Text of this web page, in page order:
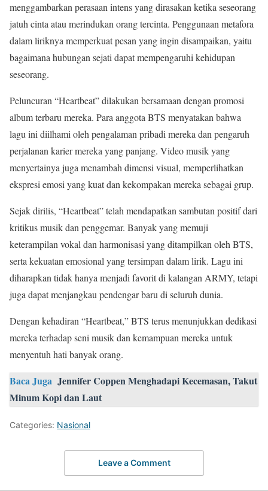
menggambarkan perasaan intens yang dirasakan ketika seseorang
jatuh cinta atau merindukan orang tercinta. Penggunaan metafora
dalam liriknya memperkuat pesan yang ingin disampaikan, yaitu
bagaimana hubungan sejati dapat mempengaruhi kehidupan
seseorang.
Peluncuran “Heartbeat” dilakukan bersamaan dengan promosi
album terbaru mereka. Para anggota BTS menyatakan bahwa
lagu ini diilhami oleh pengalaman pribadi mereka dan pengaruh
perjalanan karier mereka yang panjang. Video musik yang
menyertainya juga menambah dimensi visual, memperlihatkan
ekspresi emosi yang kuat dan kekompakan mereka sebagai grup.
Sejak dirilis, “Heartbeat” telah mendapatkan sambutan positif dari
kritikus musik dan penggemar. Banyak yang memuji
keterampilan vokal dan harmonisasi yang ditampilkan oleh BTS,
serta kekuatan emosional yang tersimpan dalam lirik. Lagu ini
diharapkan tidak hanya menjadi favorit di kalangan ARMY, tetapi
juga dapat menjangkau pendengar baru di seluruh dunia.
Dengan kehadiran “Heartbeat,” BTS terus menunjukkan dedikasi
mereka terhadap seni musik dan kemampuan mereka untuk
menyentuh hati banyak orang.
Baca Juga Jennifer Coppen Menghadapi Kecemasan, Takut
Minum Kopi dan Laut
Categories: Nasional
Leave a Comment